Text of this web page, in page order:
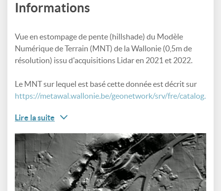
Informations
Vue en estompage de pente (hillshade) du Modèle
Numérique de Terrain (MNT) de la Wallonie (0,5m de
résolution) issu d'acquisitions Lidar en 2021 et 2022.
Le MNT sur lequel est basé cette donnée est décrit sur
https://metawal.wallonie.be/geonetwork/srv/fre/
Lire la suite